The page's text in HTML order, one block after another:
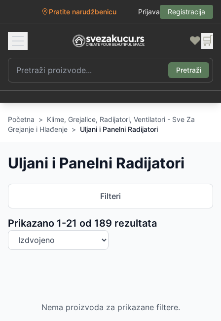
Pratite narudžbenicu Prijava Registracija
❤️ 🛒
Pretraži
Početna > Klime, Grejalice, Radijatori, Ventilatori - Sve Za
Grejanje i Hlađenje > Uljani i Panelni Radijatori
Uljani i Panelni Radijatori
Filteri
Prikazano 1-21 od 189 rezultata
Sortiranje proizvoda
Nema proizvoda za prikazane filtere.